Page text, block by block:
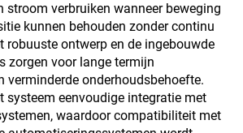
stroom verbruiken wanneer beweging
kunnen behouden zonder continu
robuuste ontwerp en de ingebouwde
zorgen voor lange termijn
verminderde onderhoudsbehoefte.
systeem eenvoudige integratie met
waardoor compatibiliteit met